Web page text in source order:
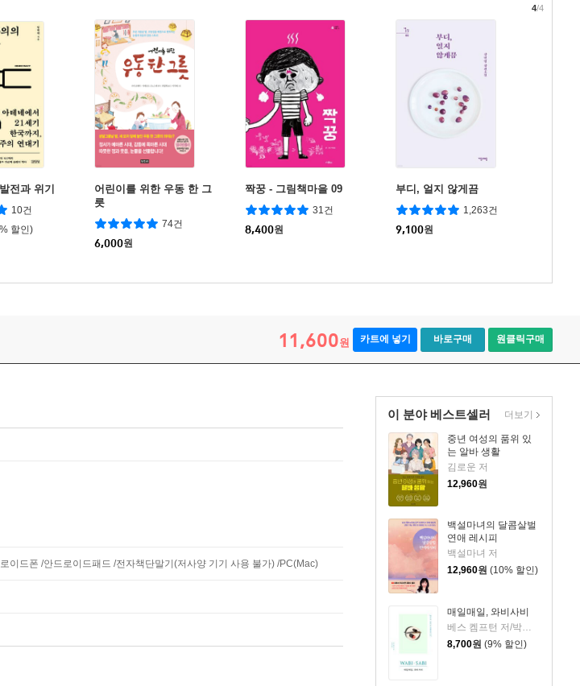
전과 위기
10건
할인)
어린이를 위한 우동 한 그
릇
74건
6,000원
짝꿍 - 그림책마을 09
31건
8,400원
부디, 얼지 않게끔
1,263건
9,100원
4/4
11,600원 카트에 넣기 바로구매 원클릭구매
이 분야 베스트셀러
중년 여성의 품위 있
는 알바 생활
김로운 저
12,960원
백설마녀의 달콤살벌
연애 레시피
백설마녀 저
12,960원 (10% 할인)
매일매일, 와비사비
8,700원 (9% 할인)
더보기
이드폰 /안드로이드패드 /전자책단말기(저사양 기기 사용 불가) /PC(Mac)